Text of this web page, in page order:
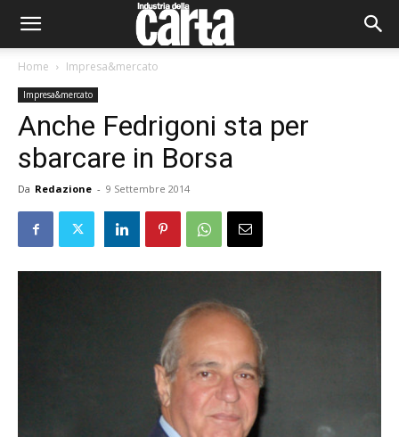
Home Impresa&mercato
Impresa&mercato
Anche Fedrigoni sta per
sbarcare in Borsa
Da Redazione - 9 Settembre 2014